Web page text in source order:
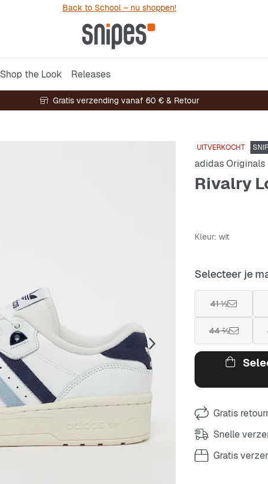
Back to School – nu shoppen!
Shop the Look Releases
Gratis verzending vanaf 60 € & Retour
UITVERKOCHT
adidas Originals
Rivalry
Kleur: wit
Selecteer je
41 ⅓
44 ⅔
Gratis
Snelle
Gratis